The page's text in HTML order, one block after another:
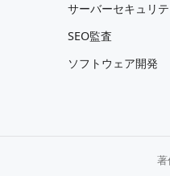
サーバーセキュリ
SEO監査
ソフトウェア開発
著